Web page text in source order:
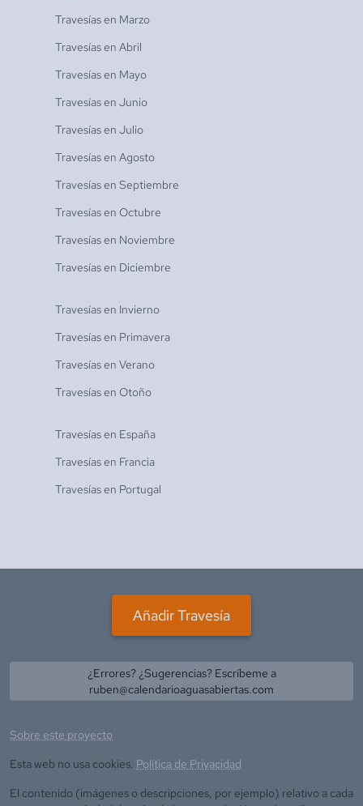
Travesías en Marzo
Travesías en Abril
Travesías en Mayo
Travesías en Junio
Travesías en Julio
Travesías en Agosto
Travesías en Septiembre
Travesías en Octubre
Travesías en Noviembre
Travesías en Diciembre
Travesías en Invierno
Travesías en Primavera
Travesías en Verano
Travesías en Otoño
Travesías en España
Travesías en Francia
Travesías en Portugal
Añadir Travesía
¿Errores? ¿Sugerencias? Escríbeme a
ruben@calendarioaguasabiertas.com
Sobre este proyecto
Esta web no usa cookies. Política de Privacidad
El contenido (imágenes o descripciones, por ejemplo) relativo a cada